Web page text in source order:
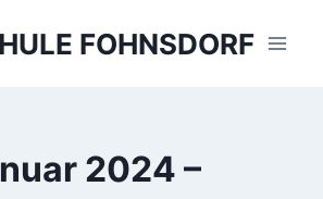
FOHNSDORF
2024 –